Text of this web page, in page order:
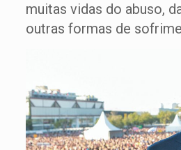
muitas vidas do abuso,
outras formas de